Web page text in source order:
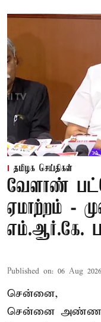
தமிழக செய்திகள்
வேளாண்
ஏமாற்றம் -
எம்.ஆர்.கே.
Published on: 06 Aug
சென்னை,
சென்னை அண்ணா